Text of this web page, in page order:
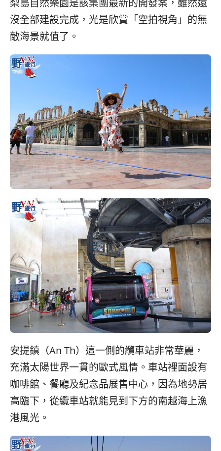
梨島自然樂園是該集團最新的開發案，雖然還
沒全部建設完成，光是欣賞「空拍視角 」 的無
敵海景就值了。
安提鎮（An Th）這一側的纜車站非常華麗，
充滿太陽世界一貫的歐式風情。車站裡面設有
咖啡館、餐廳及紀念品展售中心，因為地勢居
高臨下，從纜車站就能見到下方的南越海上漁
港風光。